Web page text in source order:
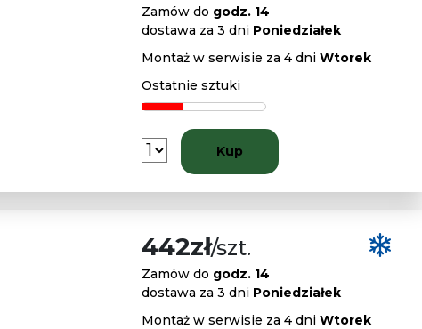
Zamów do godz. 14
dostawa za 3 dni Poniedziałek
Montaż w serwisie za 4 dni Wtorek
Ostatnie sztuki
Kup
442zł/szt.
Zamów do godz. 14
dostawa za 3 dni Poniedziałek
Montaż w serwisie za 4 dni Wtorek